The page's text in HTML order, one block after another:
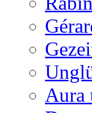
Aura